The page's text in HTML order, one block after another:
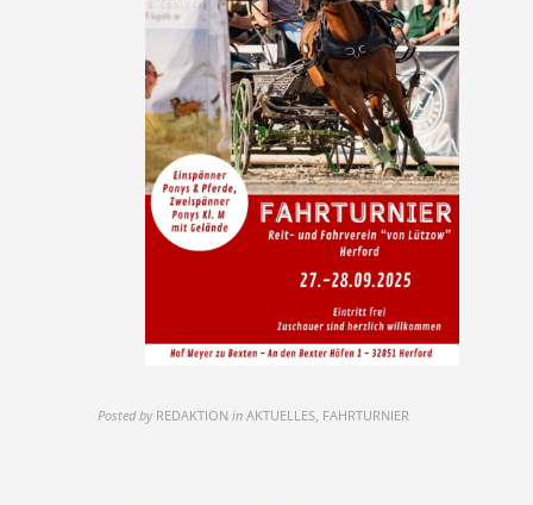
Posted by REDAKTION in AKTUELLES, FAHRTURNIER